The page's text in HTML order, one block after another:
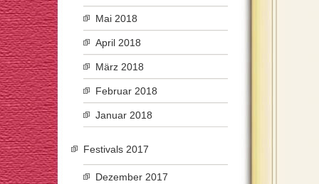
Mai 2018
April 2018
März 2018
Februar 2018
Januar 2018
Festivals 2017
Dezember 2017